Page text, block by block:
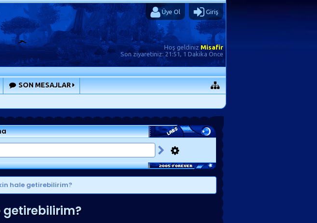
Üye Ol Giriş
Hoş geldiniz Misafir
Son ziyaretiniz:21:51, 1 Dakika Önce
SON MESAJLAR
hale getirebilirim?
getirebilirim?